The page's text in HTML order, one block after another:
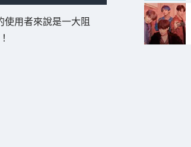
使用者來說是一大阻